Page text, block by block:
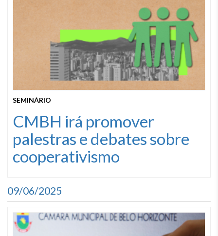
SEMINÁRIO
CMBH irá promover
palestras e debates sobre
cooperativismo
09/06/2025